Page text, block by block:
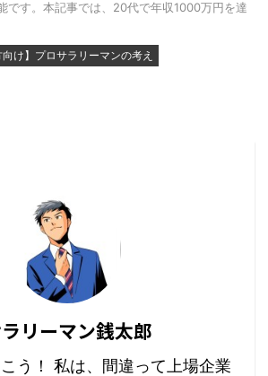
です。本記事では、20代で年収1000万円を達
け】プロサラリーマンの考え
リーマン銭太郎
う！ 私は、間違って上場企業